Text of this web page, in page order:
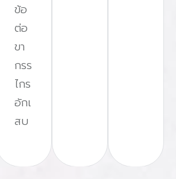
ข้อ
ต่อ
ขา
กรร
ไกร
อักเ
สบ